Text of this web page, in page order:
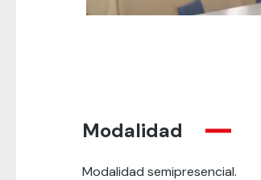
Modalidad
Modalidad semipresencial.